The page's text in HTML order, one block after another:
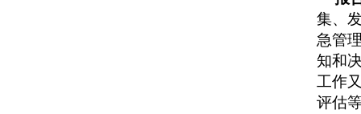
集、
急管
知和
工作
评估